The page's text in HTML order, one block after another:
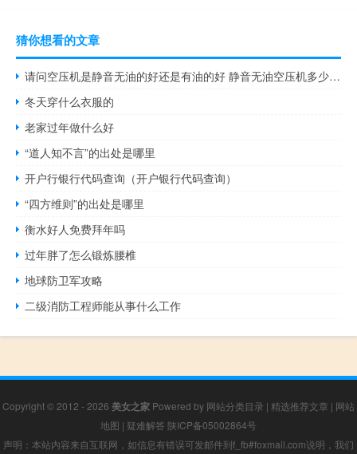
猜你想看的文章
请问空压机是静音无油的好还是有油的好 静音无油空压机多少钱一台
冬天穿什么衣服的
老家过年做什么好
“道人知不言”的出处是哪里
开户行银行代码查询（开户银行代码查询）
“四方维则”的出处是哪里
衡水好人免费拜年吗
过年胖了怎么锻炼腰椎
地球防卫军攻略
二级消防工程师能从事什么工作
Copyright © 2012 - 2026 美女之家 Powered by 网站分类目录 | 精选推荐文章 | 网站
地图 | 疑难解答 陕ICP备05002864号
声明：本站内容来自互联网，如信息有错误可发邮件到f_fb#foxmail.com说明，我们